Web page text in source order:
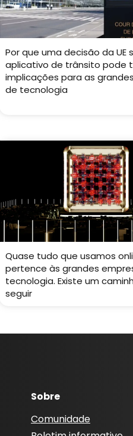
Por que uma decisão da UE
aplicativo de trânsito pode
implicações para as
de tecnologia
Quase tudo que usamos
pertence às grandes
tecnologia. Existe um
seguir
Sobre
Comunidade